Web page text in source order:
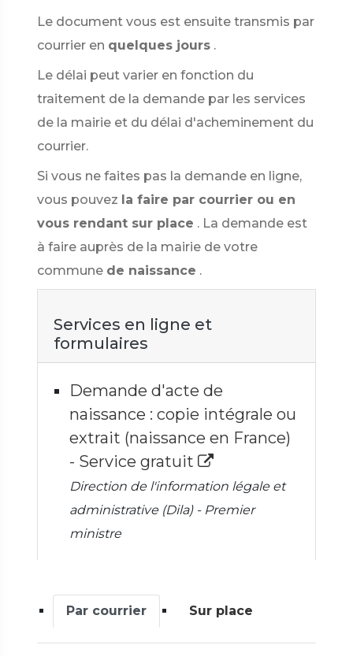
Le document vous est ensuite transmis par
courrier en quelques jours .
Le délai peut varier en fonction du
traitement de la demande par les services
de la mairie et du délai d'acheminement du
courrier.
Si vous ne faites pas la demande en ligne,
vous pouvez la faire par courrier ou en
vous rendant sur place . La demande est
à faire auprès de la mairie de votre
commune de naissance .
Services en ligne et
formulaires
Demande d'acte de
naissance : copie intégrale ou
extrait (naissance en France)
- Service gratuit
Direction de l'information légale et
administrative (Dila) - Premier
ministre
Par courrier Sur place